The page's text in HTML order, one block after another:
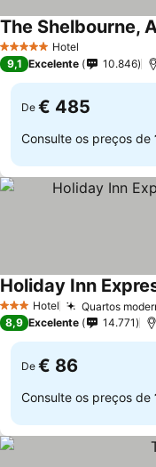
5 Estrelas Hotel
The Shelbourne,
9,1 Excelente 10.846
De € 485
Consulte os preços de
3 EstrelasHotel Quartos
Holiday Inn
8,9 Excelente 14.771
De € 86
Consulte os preços de